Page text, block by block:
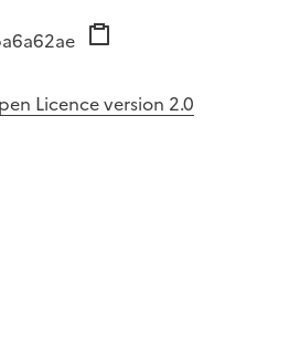
Licence version 2.0